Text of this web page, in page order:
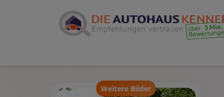
Weitere Bilder